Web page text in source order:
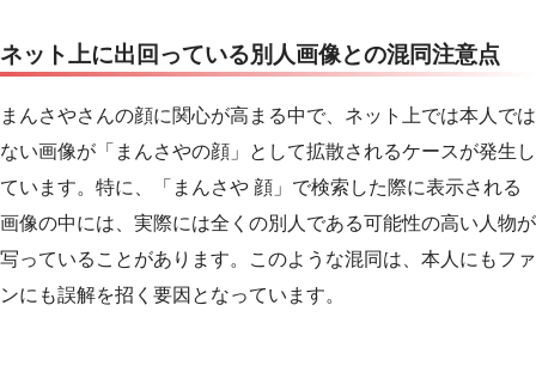
ネット上に出回っている別人画像との混同注意点
まんさやさんの顔に関心が高まる中で、ネット上では本人では
ない画像が「まんさやの顔」として拡散されるケースが発生し
ています。特に、「まんさや 顔」で検索した際に表示される
画像の中には、実際には全くの別人である可能性の高い人物が
写っていることがあります。このような混同は、本人にもファ
ンにも誤解を招く要因となっています。